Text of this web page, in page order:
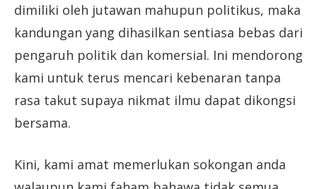
dimiliki oleh jutawan mahupun politikus, maka
kandungan yang dihasilkan sentiasa bebas dari
pengaruh politik dan komersial. Ini mendorong
kami untuk terus mencari kebenaran tanpa
rasa takut supaya nikmat ilmu dapat dikongsi
bersama.
Kini, kami amat memerlukan sokongan anda